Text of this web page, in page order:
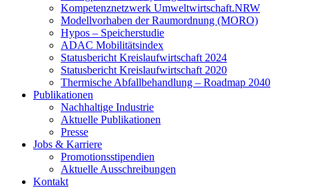
Kompetenznetzwerk Umweltwirtschaft.NRW
Modellvorhaben der Raumordnung (MORO)
Hypos – Speicherstudie
ADAC Mobilitätsindex
Statusbericht Kreislaufwirtschaft 2024
Statusbericht Kreislaufwirtschaft 2020
Thermische Abfallbehandlung – Roadmap 2040
Publikationen
Nachhaltige Industrie
Aktuelle Publikationen
Presse
Jobs & Karriere
Promotionsstipendien
Aktuelle Ausschreibungen
Kontakt